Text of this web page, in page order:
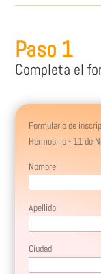
Paso 1
Completa el
Formulario de
Hermosillo - 11 de
Nombre
Apellido
Ciudad